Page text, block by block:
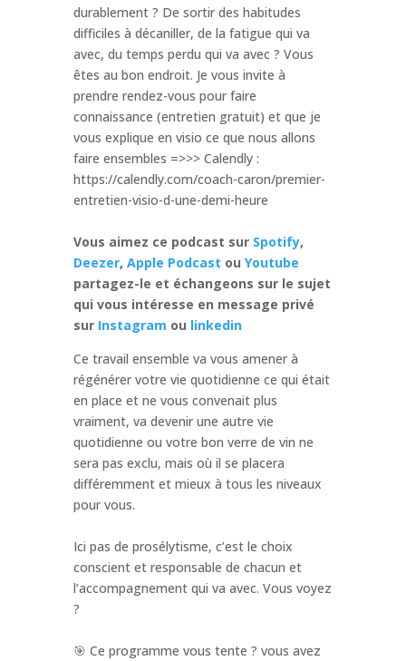
durablement ? De sortir des habitudes
difficiles à décaniller, de la fatigue qui va
avec, du temps perdu qui va avec ? Vous
êtes au bon endroit. Je vous invite à
prendre rendez-vous pour faire
connaissance (entretien gratuit) et que je
vous explique en visio ce que nous allons
faire ensembles =>>> Calendly :
https://calendly.com/coach-caron/premier-
entretien-visio-d-une-demi-heure
Vous aimez ce podcast sur Spotify,
Deezer, Apple Podcast ou Youtube
partagez-le et échangeons sur le sujet
qui vous intéresse en message privé
sur Instagram ou linkedin
Ce travail ensemble va vous amener à
régénérer votre vie quotidienne ce qui était
en place et ne vous convenait plus
vraiment, va devenir une autre vie
quotidienne ou votre bon verre de vin ne
sera pas exclu, mais où il se placera
différemment et mieux à tous les niveaux
pour vous.
Ici pas de prosélytisme, c’est le choix
conscient et responsable de chacun et
l’accompagnement qui va avec. Vous voyez
?
🎯 Ce programme vous tente ? vous avez